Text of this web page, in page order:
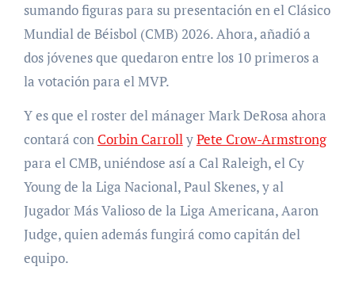
sumando figuras para su presentación en el Clásico
Mundial de Béisbol (CMB) 2026. Ahora, añadió a
dos jóvenes que quedaron entre los 10 primeros a
la votación para el MVP.
Y es que el roster del mánager Mark DeRosa ahora
contará con Corbin CarrollyPete Crow-Armstrong
para el CMB, uniéndose así a Cal Raleigh, el Cy
Young de la Liga Nacional, Paul Skenes, y al
Jugador Más Valioso de la Liga Americana, Aaron
Judge, quien además fungirá como capitán del
equipo.